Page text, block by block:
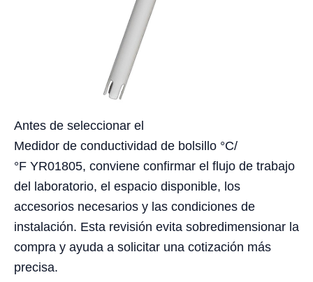
Antes de seleccionar el
Medidor de conductividad de bolsillo °C/
°F YR01805, conviene confirmar el flujo de trabajo
del laboratorio, el espacio disponible, los
accesorios necesarios y las condiciones de
instalación. Esta revisión evita sobredimensionar la
compra y ayuda a solicitar una cotización más
precisa.